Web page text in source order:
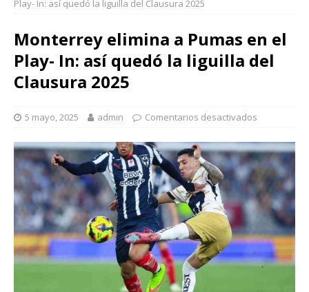
Play- In: así quedó la liguilla del Clausura 2025
Monterrey elimina a Pumas en el
Play- In: así quedó la liguilla del
Clausura 2025
5 mayo, 2025 admin Comentarios desactivados